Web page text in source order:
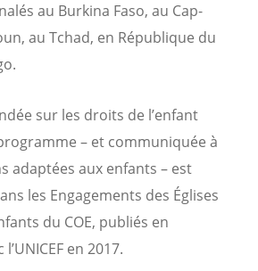
au Burkina Faso, au Cap-
au Tchad, en République du
sur les droits de l’enfant
– et communiquée à
adaptées aux enfants – est
les Engagements des Églises
du COE, publiés en
en 2017.